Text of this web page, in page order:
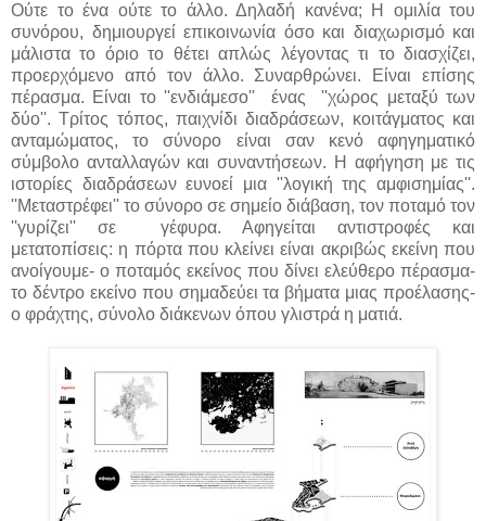
Ούτε το ένα ούτε το άλλο. Δηλαδή κανένα; Η ομιλία του
συνόρου, δημιουργεί επικοινωνία όσο και διαχωρισμό και
μάλιστα το όριο το θέτει απλώς λέγοντας τι το διασχίζει,
προερχόμενο από τον άλλο. Συναρθρώνει. Είναι επίσης
πέρασμα. Είναι το ''ενδιάμεσο'' ένας ''χώρος μεταξύ των
δύο''. Τρίτος τόπος, παιχνίδι διαδράσεων, κοιτάγματος και
ανταμώματος, το σύνορο είναι σαν κενό αφηγηματικό
σύμβολο ανταλλαγών και συναντήσεων. Η αφήγηση με τις
ιστορίες διαδράσεων ευνοεί μια ''λογική της αμφισημίας''.
''Μεταστρέφει'' το σύνορο σε σημείο διάβαση, τον ποταμό τον
''γυρίζει'' σε γέφυρα. Αφηγείται αντιστροφές και
μετατοπίσεις: η πόρτα που κλείνει είναι ακριβώς εκείνη που
ανοίγουμε- ο ποταμός εκείνος που δίνει ελεύθερο πέρασμα-
το δέντρο εκείνο που σημαδεύει τα βήματα μιας προέλασης-
ο φράχτης, σύνολο διάκενων όπου γλιστρά η ματιά.